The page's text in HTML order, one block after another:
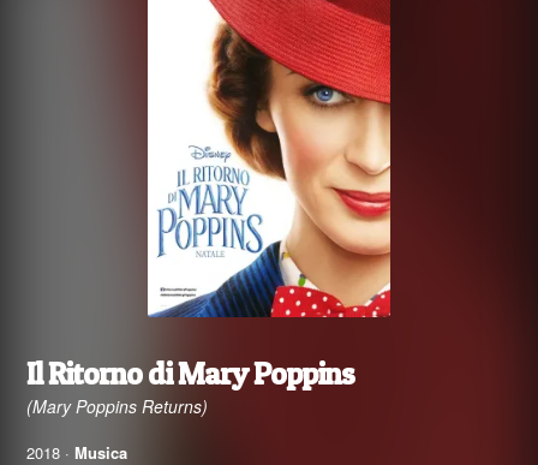
Il Ritorno di Mary Poppins
(Mary Poppins Returns)
2018 · Musica